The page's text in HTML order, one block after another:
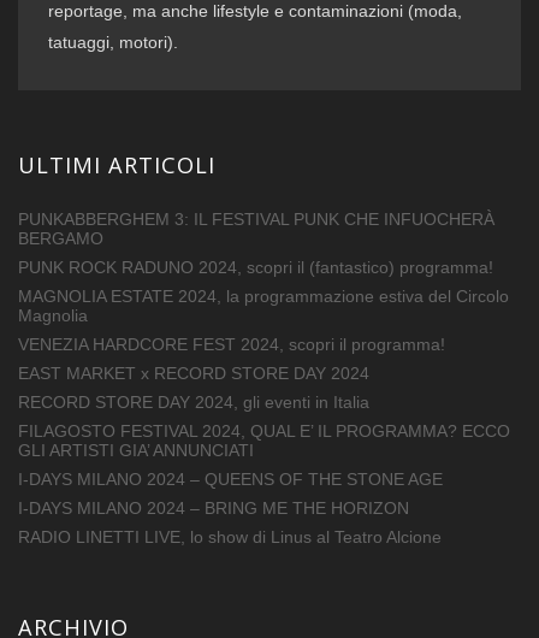
reportage, ma anche lifestyle e contaminazioni (moda,
tatuaggi, motori).
ULTIMI ARTICOLI
PUNKABBERGHEM 3: IL FESTIVAL PUNK CHE INFUOCHERÀ
BERGAMO
PUNK ROCK RADUNO 2024, scopri il (fantastico) programma!
MAGNOLIA ESTATE 2024, la programmazione estiva del Circolo
Magnolia
VENEZIA HARDCORE FEST 2024, scopri il programma!
EAST MARKET x RECORD STORE DAY 2024
RECORD STORE DAY 2024, gli eventi in Italia
FILAGOSTO FESTIVAL 2024, QUAL E’ IL PROGRAMMA? ECCO
GLI ARTISTI GIA’ ANNUNCIATI
I-DAYS MILANO 2024 – QUEENS OF THE STONE AGE
I-DAYS MILANO 2024 – BRING ME THE HORIZON
RADIO LINETTI LIVE, lo show di Linus al Teatro Alcione
ARCHIVIO